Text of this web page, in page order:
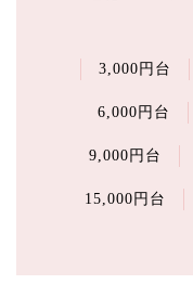
3,000円台
6,000円台
9,000円台
15,000円台